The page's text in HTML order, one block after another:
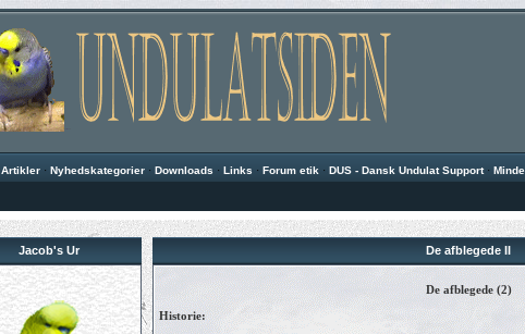
Artikler · Nyhedskategorier · Downloads · Links · Forum etik · DUS - Dansk Undulat Support ·
Jacob's Ur De afblegede II
De afblegede (2)
Historie: